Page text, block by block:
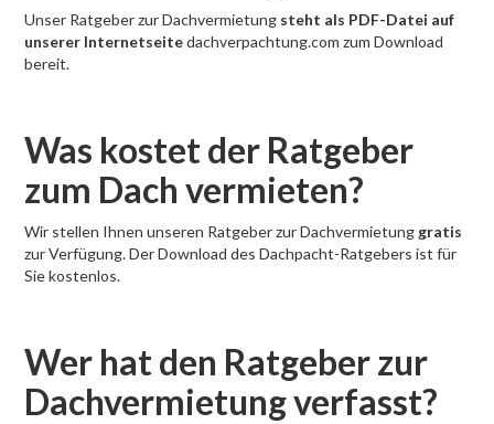
Unser Ratgeber zur Dachvermietung steht als PDF-Datei auf
unserer Internetseitedachverpachtung.com zum Download
bereit.
Was kostet der Ratgeber
zum Dach vermieten?
Wir stellen Ihnen unseren Ratgeber zur Dachvermietung gratis
zur Verfügung. Der Download des Dachpacht-Ratgebers ist für
Sie kostenlos.
Wer hat den Ratgeber zur
Dachvermietung verfasst?